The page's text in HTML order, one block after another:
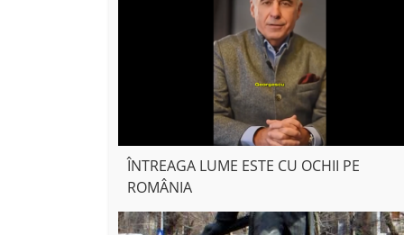
ÎNTREAGA LUME ESTE CU OCHII PE
ROMÂNIA